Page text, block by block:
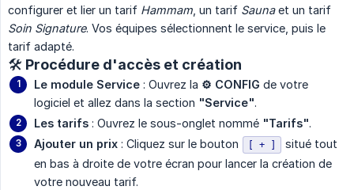
configurer et lier un tarif Hammam , un tarif Saunaet un tarif
Soin Signature. Vos équipes sélectionnent le service, puis le
tarif adapté.
🛠️ Procédure d'accès et création
Le module Service : Ouvrez la ⚙️ CONFIG de votre
logiciel et allez dans la section "Service".
Les tarifs : Ouvrez le sous-onglet nommé "Tarifs".
Ajouter un prix : Cliquez sur le bouton [ + ]
situé tout
en bas à droite de votre écran pour lancer la création de
votre nouveau tarif.